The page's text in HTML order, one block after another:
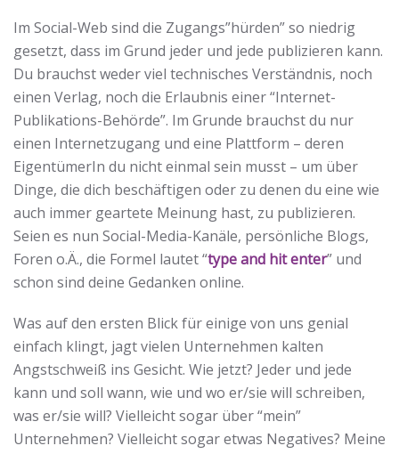
Im Social-Web sind die Zugangs”hürden” so niedrig
gesetzt, dass im Grund jeder und jede publizieren kann.
Du brauchst weder viel technisches Verständnis, noch
einen Verlag, noch die Erlaubnis einer “Internet-
Publikations-Behörde”. Im Grunde brauchst du nur
einen Internetzugang und eine Plattform – deren
EigentümerIn du nicht einmal sein musst – um über
Dinge, die dich beschäftigen oder zu denen du eine wie
auch immer geartete Meinung hast, zu publizieren.
Seien es nun Social-Media-Kanäle, persönliche Blogs,
Foren o.Ä., die Formel lautet “type and hit enter” und
schon sind deine Gedanken online.
Was auf den ersten Blick für einige von uns genial
einfach klingt, jagt vielen Unternehmen kalten
Angstschweiß ins Gesicht. Wie jetzt? Jeder und jede
kann und soll wann, wie und wo er/sie will schreiben,
was er/sie will? Vielleicht sogar über “mein”
Unternehmen? Vielleicht sogar etwas Negatives? Meine